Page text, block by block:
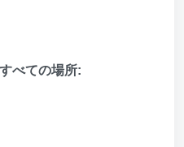
べての場所: